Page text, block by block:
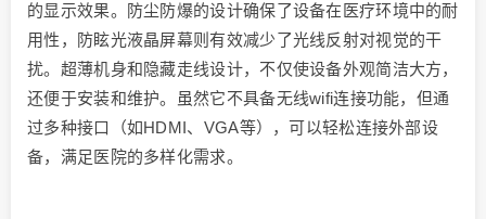
的显示效果。防尘防爆的设计确保了设备在医疗环境中的耐
用性，防眩光液晶屏幕则有效减少了光线反射对视觉的干
扰。超薄机身和隐藏走线设计，不仅使设备外观简洁大方，
还便于安装和维护。虽然它不具备无线wifi连接功能，但通
过多种接口（如HDMI、VGA等），可以轻松连接外部设
备，满足医院的多样化需求。